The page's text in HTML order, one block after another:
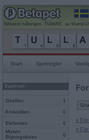
Senaste rullningen, TUllARE, av
Start Spelregler
Spelrum
Giraffen 1
Krokodilen 0
Elefanten
0
Musen
Böjningslistan
0
«
«